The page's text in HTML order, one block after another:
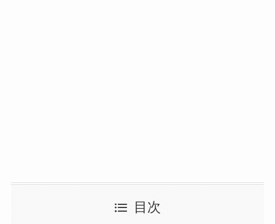
目次